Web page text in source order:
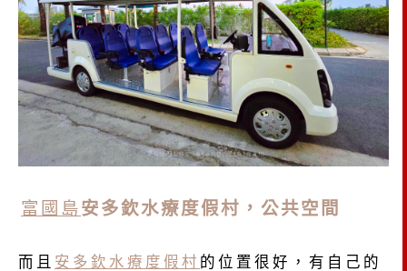
富國島安多欽水療度假村，公共空間
而且 安多欽水療度假村 的位置很好，有自己的